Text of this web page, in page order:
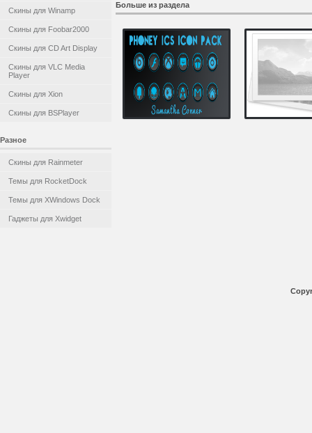
Скины для Winamp
Скины для Foobar2000
Скины для CD Art Display
Скины для VLC Media
Player
Скины для Xion
Скины для BSPlayer
Разное
Скины для Rainmeter
Темы для RocketDock
Темы для XWindows Dock
Гаджеты для Xwidget
Больше из раздела